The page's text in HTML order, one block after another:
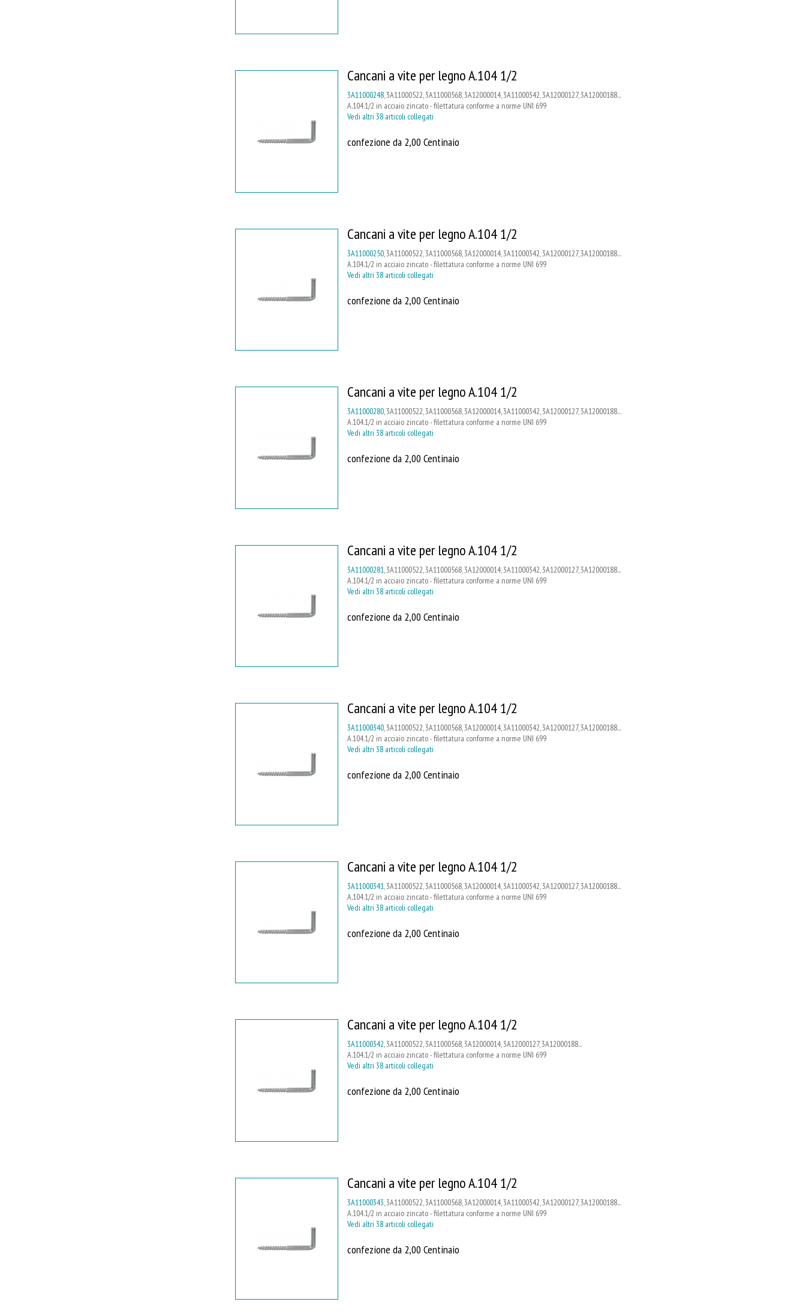
Cancani a vite per legno A.104 1/2
3A11000248, 3A11000522, 3A11000568, 3A12000014, 3A11000342, 3A12000127, 3A12000188...
A.104.1/2 in acciaio zincato - filettatura conforme a norme UNI 699
Vedi altri 38 articoli collegati
confezione da 2,00 Centinaio
Cancani a vite per legno A.104 1/2
3A11000250, 3A11000522, 3A11000568, 3A12000014, 3A11000342, 3A12000127, 3A12000188...
A.104.1/2 in acciaio zincato - filettatura conforme a norme UNI 699
Vedi altri 38 articoli collegati
confezione da 2,00 Centinaio
Cancani a vite per legno A.104 1/2
3A11000280, 3A11000522, 3A11000568, 3A12000014, 3A11000342, 3A12000127, 3A12000188...
A.104.1/2 in acciaio zincato - filettatura conforme a norme UNI 699
Vedi altri 38 articoli collegati
confezione da 2,00 Centinaio
Cancani a vite per legno A.104 1/2
3A11000281 , 3A11000522, 3A11000568, 3A12000014, 3A11000342, 3A12000127, 3A12000188...
A.104.1/2 in acciaio zincato - filettatura conforme a norme UNI 699
Vedi altri 38 articoli collegati
confezione da 2,00 Centinaio
Cancani a vite per legno A.104 1/2
3A11000340, 3A11000522, 3A11000568, 3A12000014, 3A11000342, 3A12000127, 3A12000188...
A.104.1/2 in acciaio zincato - filettatura conforme a norme UNI 699
Vedi altri 38 articoli collegati
confezione da 2,00 Centinaio
Cancani a vite per legno A.104 1/2
3A11000341 , 3A11000522, 3A11000568, 3A12000014, 3A11000342, 3A12000127, 3A12000188...
A.104.1/2 in acciaio zincato - filettatura conforme a norme UNI 699
Vedi altri 38 articoli collegati
confezione da 2,00 Centinaio
Cancani a vite per legno A.104 1/2
3A11000342, 3A11000522, 3A11000568, 3A12000014, 3A12000127, 3A12000188...
A.104.1/2 in acciaio zincato - filettatura conforme a norme UNI 699
Vedi altri 38 articoli collegati
confezione da 2,00 Centinaio
Cancani a vite per legno A.104 1/2
3A11000343 , 3A11000522, 3A11000568, 3A12000014, 3A11000342, 3A12000127, 3A12000188...
A.104.1/2 in acciaio zincato - filettatura conforme a norme UNI 699
Vedi altri 38 articoli collegati
confezione da 2,00 Centinaio